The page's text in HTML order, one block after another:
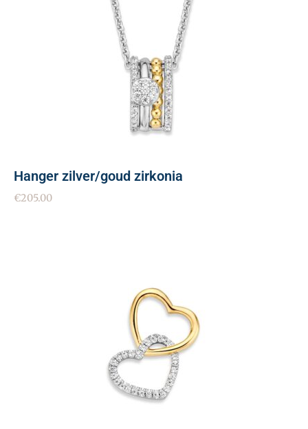
Hanger zilver/goud zirkonia
€205.00